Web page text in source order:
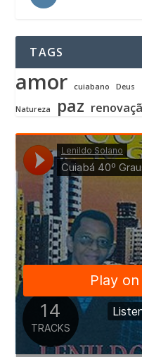
TAGS
amor cuiabano Deus
Natureza paz